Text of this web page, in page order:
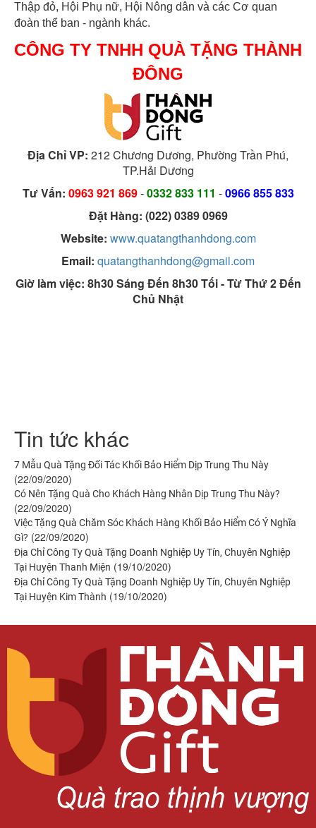
Thập đỏ, Hội Phụ nữ, Hội Nông dân và các Cơ quan
đoàn thể ban - ngành khác.
CÔNG TY TNHH QUÀ TẶNG THÀNH
ĐÔNG
Địa Chỉ VP: 212 Chương Dương, Phường Trần Phú,
TP.Hải Dương
Tư Vấn: 0963 921 869-0332 833 111 -0966 855 833
Đặt Hàng: (022) 0389 0969
Website: www.quatangthanhdong.com
Email: quatangthanhdong@gmail.com
Giờ làm việc: 8h30 Sáng Đến 8h30 Tối - Từ Thứ 2 Đến
Chủ Nhật
Tin tức khác
7 Mẫu Quà Tặng Đối Tác Khối Bảo Hiểm Dịp Trung Thu Này
(22/09/2020)
Có Nên Tặng Quà Cho Khách Hàng Nhân Dịp Trung Thu Này?
(22/09/2020)
Việc Tặng Quà Chăm Sóc Khách Hàng Khối Bảo Hiểm Có Ý Nghĩa
Gì? (22/09/2020)
Địa Chỉ Công Ty Quà Tặng Doanh Nghiệp Uy Tín, Chuyên Nghiệp
Tại Huyện Thanh Miện (19/10/2020)
Địa Chỉ Công Ty Quà Tặng Doanh Nghiệp Uy Tín, Chuyên Nghiệp
Tại Huyện Kim Thành (19/10/2020)